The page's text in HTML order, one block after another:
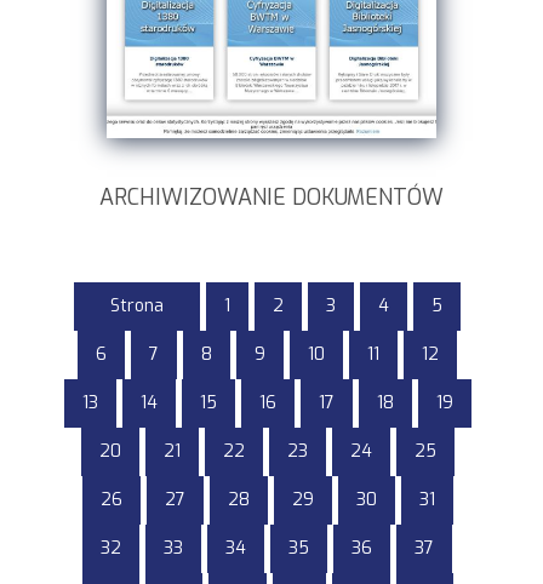
ARCHIWIZOWANIE DOKUMENTÓW
Strona 1 2 3 4 5
6 7 8 9 10 11 12
13 14 15 16 17 18 19
20 21 22 23 24 25
26 27 28 29 30 31
32 33 34 35 36 37